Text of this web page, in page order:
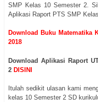
SMP Kelas 10 Semester 2.
Aplikasi Raport PTS SMP
Download Buku Matematika
2018
Download Aplikasi Raport
2 DISINI
Itulah sedikit ulasan kami
kelas 10 Semester 2 SD